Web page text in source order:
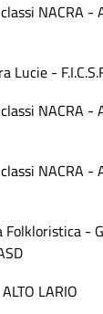
NACRA -
Lucie -
NACRA -
NACRA -
-
LARIO